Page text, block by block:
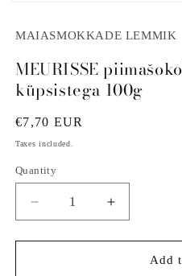
1
in
MAIASMOKKADE LEMMIK
MEURISSE
küpsistega 100g
Regular
price
€7,70 EUR
Taxes included.
Quantity
Decrease
quantity
for
Increase
quantity
for
Add